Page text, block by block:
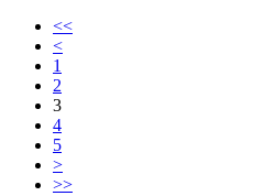
<<
<
1
2
3
4
5
>
>>